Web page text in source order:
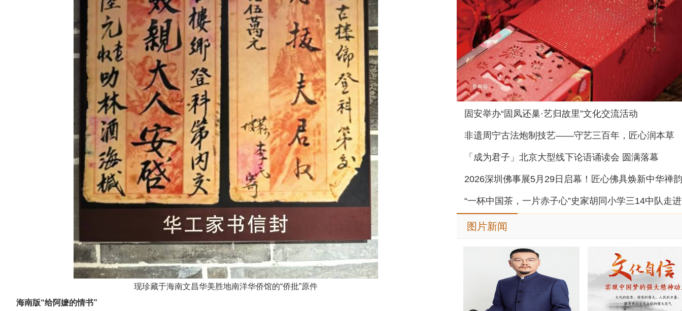
现珍藏于海南文昌华美胜地南洋华侨馆的“侨批”原件
海南版“给阿嬷的情书”
固安举办“固凤还巢·艺归故里”文化交流活动
非遗周宁古法炮制技艺——守艺三百年，匠心润本草
「成为君子」北京大型线下论语诵读会 圆满落幕
2026深圳佛事展5月29日启幕！匠心佛具焕新中华禅
图片新闻